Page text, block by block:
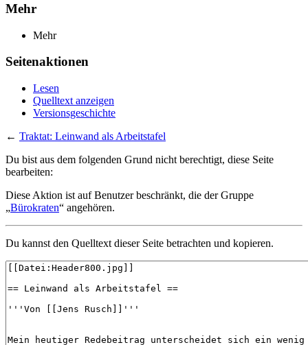
Mehr
Mehr
Seitenaktionen
Lesen
Quelltext anzeigen
Versionsgeschichte
← Traktat: Leinwand als Arbeitstafel
Du bist aus dem folgenden Grund nicht berechtigt, diese Seite
bearbeiten:
Diese Aktion ist auf Benutzer beschränkt, die der Gruppe
„Bürokraten“ angehören.
Du kannst den Quelltext dieser Seite betrachten und kopieren.